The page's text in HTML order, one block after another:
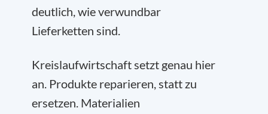
deutlich, wie verwundbar
Lieferketten sind.
Kreislaufwirtschaft setzt genau hier
an. Produkte reparieren, statt zu
ersetzen. Materialien